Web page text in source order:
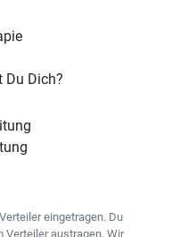
Du Dich?
eingetragen. Du
Verteiler austragen. Wir